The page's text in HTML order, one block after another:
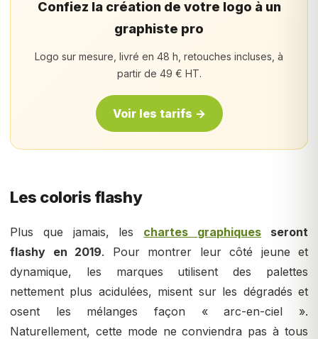
Confiez la création de votre logo à un
graphiste pro
Logo sur mesure, livré en 48 h, retouches incluses, à
partir de 49 € HT.
Voir les tarifs →
Les coloris flashy
Plus que jamais, les chartes graphiques seront
flashy en 2019. Pour montrer leur côté jeune et
dynamique, les marques utilisent des palettes
nettement plus acidulées, misent sur les dégradés et
osent les mélanges façon « arc-en-ciel ».
Naturellement, cette mode ne conviendra pas à tous